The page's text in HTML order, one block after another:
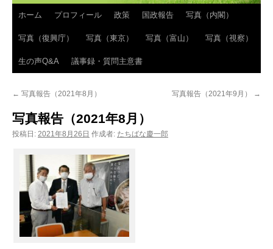
コ
ン
テ
へ
プ
ホーム プロフィール 政策 国政報告 写真（内閣）
写真（復興庁） 写真（東京） 写真（富山） 写真（視察）
生の声Q&A 議事録・質問主意書
← 写真報告（2021年8月） 写真報告（2021年9月） →
写真報告（2021年8月）
投稿日: 2021年8月26日 作成者: たちばな慶一郎